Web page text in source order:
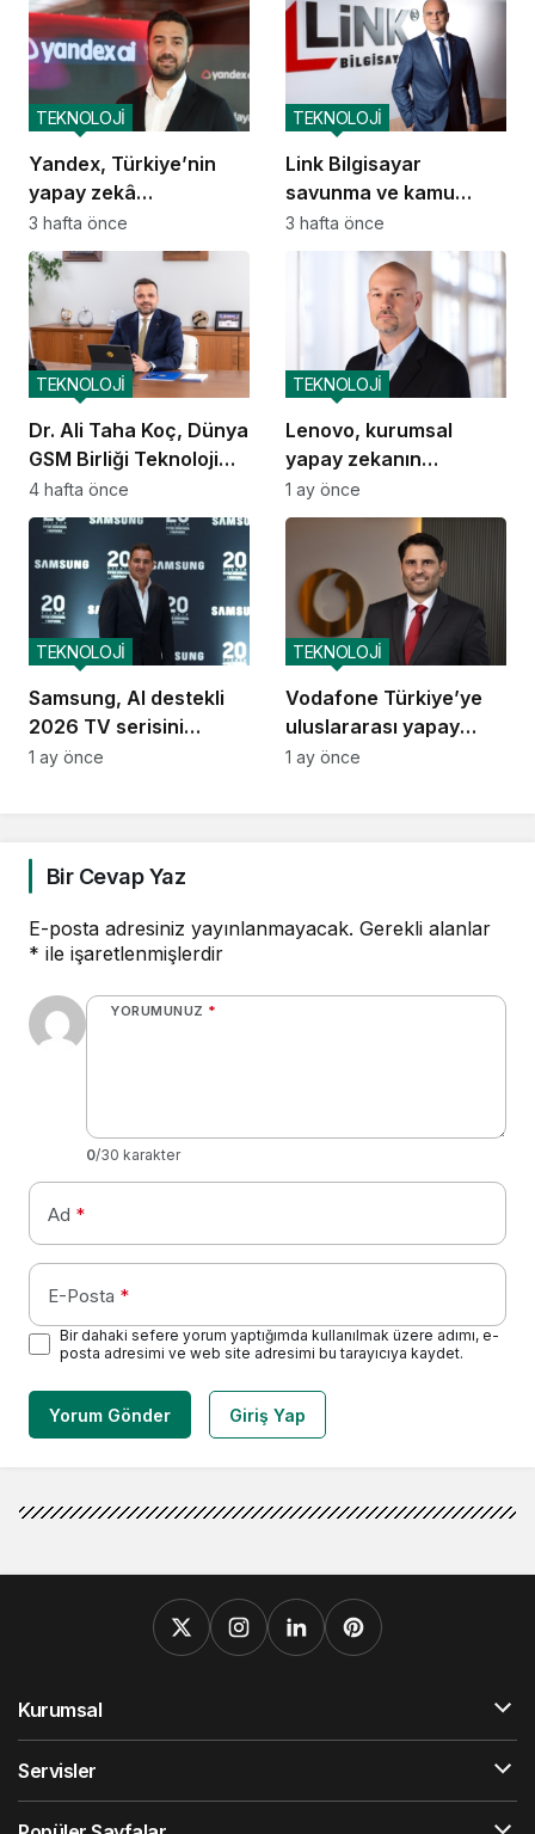
Yandex, Türkiye’nin
yapay zekâ
ekosistemine katkısını
artıracak
TEKNOLOJİ
3 hafta önce
Link Bilgisayar
savunma ve kamu
güvenliği alanında
yerlileşmeyi hedefliyor
TEKNOLOJİ
3 hafta önce
Dr. Ali Taha Koç, Dünya
GSM Birliği Teknoloji
Grubu Başkanı oldu
TEKNOLOJİ
4 hafta önce
Lenovo, kurumsal
yapay zekanın
ekonomik dengelerini
yeniden tanımlıyor
TEKNOLOJİ
1 ay önce
Samsung, AI destekli
2026 TV serisini
Türkiye’de tanıttı
TEKNOLOJİ
1 ay önce
Vodafone Türkiye’ye
uluslararası yapay
zekâ ödülü
TEKNOLOJİ
1 ay önce
Bir Cevap Yaz
E-posta adresiniz yayınlanmayacak. Gerekli alanlar
* ile işaretlenmişlerdir
YORUMUNUZ *
0/30 karakter
Ad *
E-Posta *
Bir dahaki sefere yorum yaptığımda kullanılmak üzere adımı, e-
posta adresimi ve web site adresimi bu tarayıcıya kaydet.
Yorum Gönder Giriş Yap
Kurumsal
Servisler